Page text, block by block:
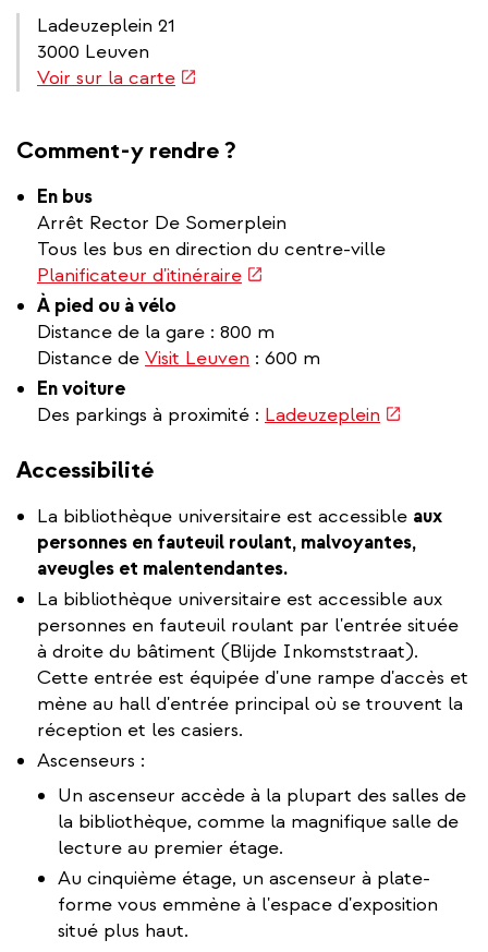
Ladeuzeplein 21
3000 Leuven
Voir sur la carte(link
Comment-y rendre ?
En bus
Arrêt Rector De Somerplein
Tous les bus en direction du centre-ville
Planificateur d'itinéraire(link
external)
À pied ou à vélo
Distance de la gare : 800 m
Distance de Visit Leuven : 600 m
En voiture
Des parkings à proximité : Ladeuzeplein (link
Accessibilité
La bibliothèque universitaire est accessible aux
personnes en fauteuil roulant, malvoyantes,
aveugles et malentendantes.
La bibliothèque universitaire est accessible aux
personnes en fauteuil roulant par l'entrée située
à droite du bâtiment (Blijde Inkomststraat).
Cette entrée est équipée d'une rampe d'accès et
mène au hall d'entrée principal où se trouvent la
réception et les casiers.
Ascenseurs :
Un ascenseur accède à la plupart des salles de
la bibliothèque, comme la magnifique salle de
lecture au premier étage.
Au cinquième étage, un ascenseur à plate-
forme vous emmène à l'espace d'exposition
situé plus haut.